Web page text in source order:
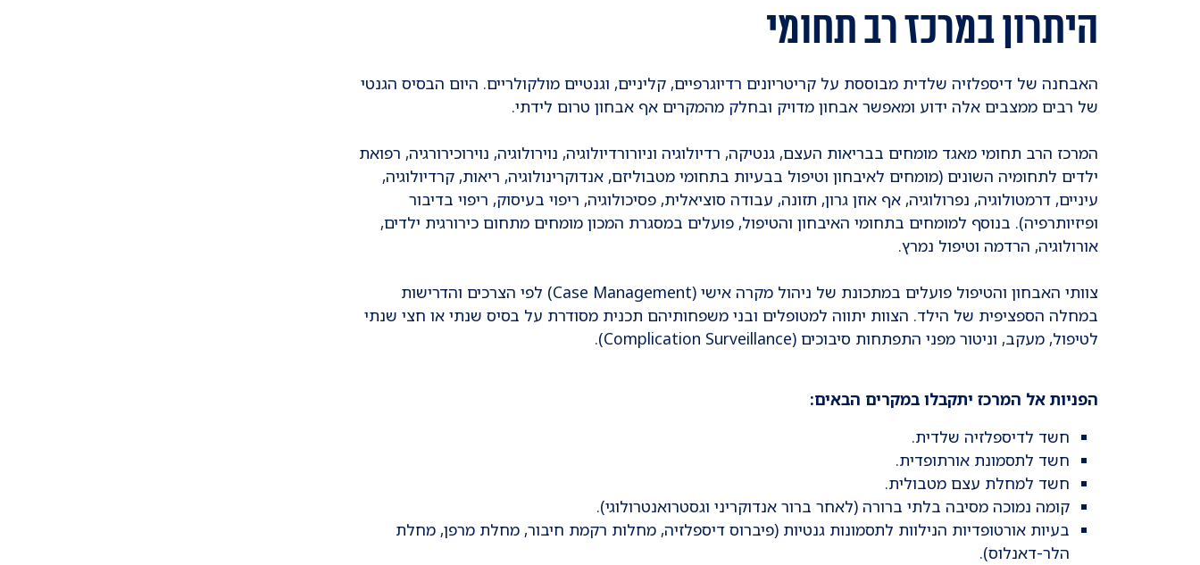
היתרון במרכז רב תחומי
האבחנה של דיספלזיה שלדית מבוססת על קריטריונים רדיוגרפיים, קליניים, וגנטיים מולקולריים. היום הבסיס הגנטי
של רבים ממצבים אלה ידוע ומאפשר אבחון מדויק ובחלק מהמקרים אף אבחון טרום לידתי.
המרכז הרב תחומי מאגד מומחים בבריאות העצם, גנטיקה, רדיולוגיה וניורורדיולוגיה, נוירולוגיה, נוירוכירורגיה, רפואת
ילדים לתחומיה השונים (מומחים לאיבחון וטיפול בבעיות בתחומי מטבוליזם, אנדוקרינולוגיה, ריאות, קרדיולוגיה,
עיניים, דרמטולוגיה, נפרולוגיה, אף אוזן גרון, תזונה, עבודה סוציאלית, פסיכולוגיה, ריפוי בעיסוק, ריפוי בדיבור
ופיזיותרפיה). בנוסף למומחים בתחומי האיבחון והטיפול, פועלים במסגרת המכון מומחים מתחום כירורגית ילדים,
אורולוגיה, הרדמה וטיפול נמרץ.
צוותי האבחון והטיפול פועלים במתכונת של ניהול מקרה אישי (Case Management) לפי הצרכים והדרישות
במחלה הספציפית של הילד. הצוות יתווה למטופלים ובני משפחותיהם תכנית מסודרת על בסיס שנתי או חצי שנתי
לטיפול, מעקב, וניטור מפני התפתחות סיבוכים (Complication Surveillance).
הפניות אל המרכז יתקבלו במקרים הבאים:
חשד לדיספלזיה שלדית.
חשד לתסמונת אורתופדית.
חשד למחלת עצם מטבולית.
קומה נמוכה מסיבה בלתי ברורה (לאחר ברור אנדוקריני וגסטרואנטרולוגי).
בעיות אורטופדיות הנילוות לתסמונות גנטיות (פיברוס דיספלזיה, מחלות רקמת חיבור, מחלת מרפן, מחלת
הלר-דאנלוס).